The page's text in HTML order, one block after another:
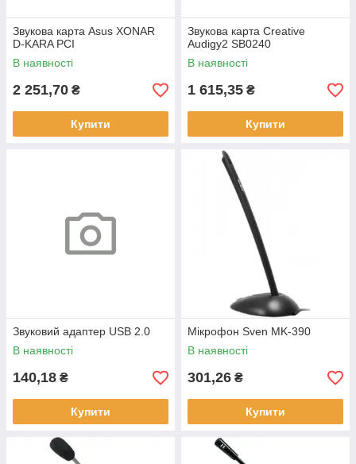
Звукова карта Asus XONAR
D-KARA PCI
В наявності
2 251,70 ₴
Купити
Звукова карта Creative
Audigy2 SB0240
В наявності
1 615,35 ₴
Купити
Звуковий адаптер USB 2.0
В наявності
140,18 ₴
Купити
Мікрофон Sven MK-390
В наявності
301,26 ₴
Купити